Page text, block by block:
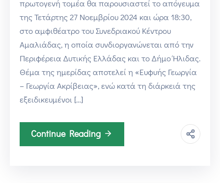
πρωτογενή τομέα θα παρουσιαστεί το απόγευμα
της Τετάρτης 27 Νοεμβρίου 2024 και ώρα 18:30,
στο αμφιθέατρο του Συνεδριακού Κέντρου
Αμαλιάδας, η οποία συνδιοργανώνεται από την
Περιφέρεια Δυτικής Ελλάδας και το Δήμο Ήλιδας.
Θέμα της ημερίδας αποτελεί η «Ευφυής Γεωργία
– Γεωργία Ακρίβειας», ενώ κατά τη διάρκειά της
εξειδικευμένοι […]
Continue Reading